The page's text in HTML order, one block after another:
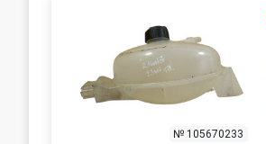
№ 105670233